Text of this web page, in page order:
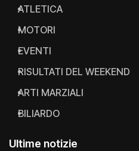
ATLETICA
MOTORI
EVENTI
RISULTATI DEL WEEKEND
ARTI MARZIALI
BILIARDO
Ultime notizie